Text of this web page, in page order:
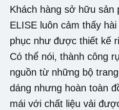
Khách hàng sở hữu sản
ELISE luôn cảm thấy
phục như được thiết kế
Có thể nói, thành công
nguồn từ những bộ
dáng nhưng hoàn toàn
mái với chất liệu vải